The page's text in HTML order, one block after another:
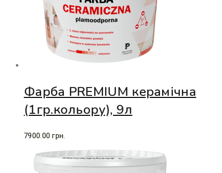
Фарба PREMIUM керамічна
(1гр.кольору), 9л
7900.00 грн.